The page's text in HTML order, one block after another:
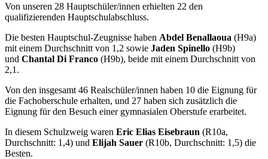
Von unseren 28 Hauptschüler/innen erhielten 22 den
qualifizierenden Hauptschulabschluss.
Die besten Hauptschul-Zeugnisse haben Abdel Benallaoua (H9a)
mit einem Durchschnitt von 1,2 sowie Jaden Spinello (H9b)
und Chantal Di Franco (H9b), beide mit einem Durchschnitt von
2,1.
Von den insgesamt 46 Realschüler/innen haben 10 die Eignung für
die Fachoberschule erhalten, und 27 haben sich zusätzlich die
Eignung für den Besuch einer gymnasialen Oberstufe erarbeitet.
In diesem Schulzweig waren Eric Elias Eisebraun (R10a,
Durchschnitt: 1,4) und Elijah Sauer (R10b, Durchschnitt: 1,5) die
Besten.